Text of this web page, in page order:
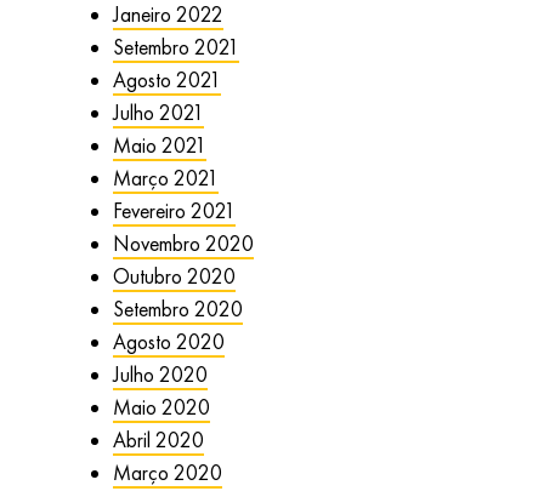
Janeiro 2022
Setembro 2021
Agosto 2021
Julho 2021
Maio 2021
Março 2021
Fevereiro 2021
Novembro 2020
Outubro 2020
Setembro 2020
Agosto 2020
Julho 2020
Maio 2020
Abril 2020
Março 2020